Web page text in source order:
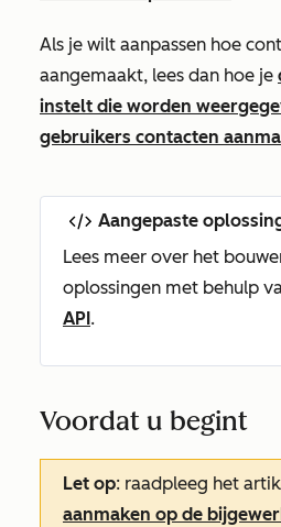
Als je wilt aanpassen hoe
aangemaakt, lees dan hoe je
instelt die worden
gebruikers contacten
Aangepaste
Lees meer over het
oplossingen met behulp
API .
Voordat u begint
Let op: raadpleeg het
aanmaken op de